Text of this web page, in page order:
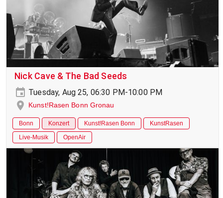
Nick Cave & The Bad Seeds
Tuesday, Aug 25, 06:30 PM-10:00 PM
Kunst!Rasen Bonn Gronau
Bonn Konzert Kunst!Rasen Bonn
KunstRasen
Live-Musik
OpenAir